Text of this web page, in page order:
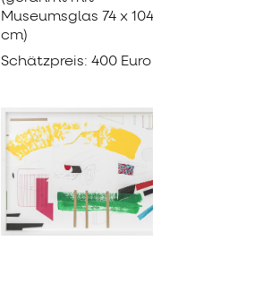
Museumsglas 74 x 104 x 5
cm)
Schätzpreis: 400 Euro